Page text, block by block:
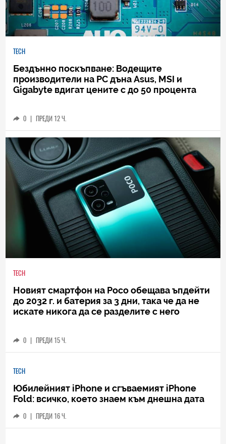
TECH
Бездънно поскъпване: Водещите
производители на РС дъна Asus, MSI и
Gigabyte вдигат цените с до 50 процента
0 | ПРЕДИ 12 Ч.
TECH
Новият смартфон на Poco обещава ъпдейти
до 2032 г. и батерия за 3 дни, така че да не
искате никога да се разделите с него
0 | ПРЕДИ 15 Ч.
TECH
Юбилейният iPhone и сгъваемият iPhone
Fold: всичко, което знаем към днешна дата
0 | ПРЕДИ 16 Ч.